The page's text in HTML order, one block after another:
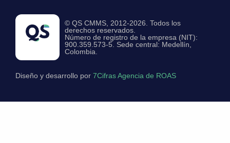
© QS CMMS, 2012-2026. Todos los
derechos reservados.
Número de registro de la empresa (NIT):
900.359.573-5. Sede central: Medellín,
Colombia.
Diseño y desarrollo por 7Cifras Agencia de ROAS